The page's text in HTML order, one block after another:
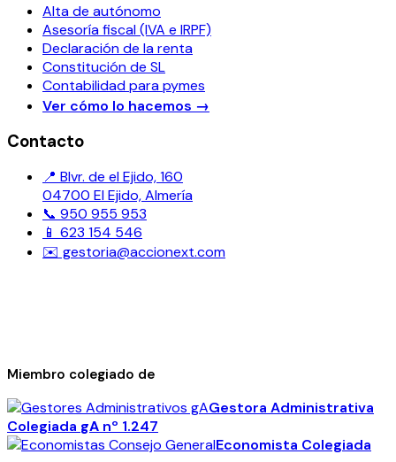
Alta de autónomo
Asesoría fiscal (IVA e IRPF)
Declaración de la renta
Constitución de SL
Contabilidad para pymes
Ver cómo lo hacemos →
Contacto
📍 Blvr. de el Ejido, 160
04700 El Ejido, Almería
📞 950 955 953
📱 623 154 546
✉️ gestoria@accionext.com
Miembro colegiado de
Gestora Administrativa
Colegiada gA nº 1.247
Economista Colegiada